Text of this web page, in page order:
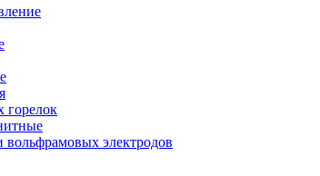
горелок
электродов